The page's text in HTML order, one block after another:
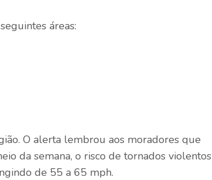
áreas:
O alerta lembrou aos moradores que
da semana, o risco de tornados violentos
de 55 a 65 mph.